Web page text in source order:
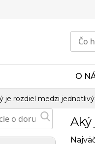
O
je rozdiel medzi